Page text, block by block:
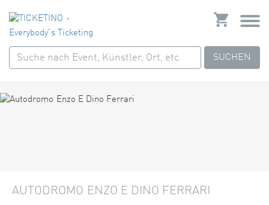
SUCHEN
AUTODROMO ENZO E DINO FERRARI